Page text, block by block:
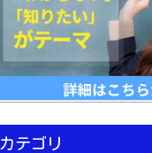
カテゴリ